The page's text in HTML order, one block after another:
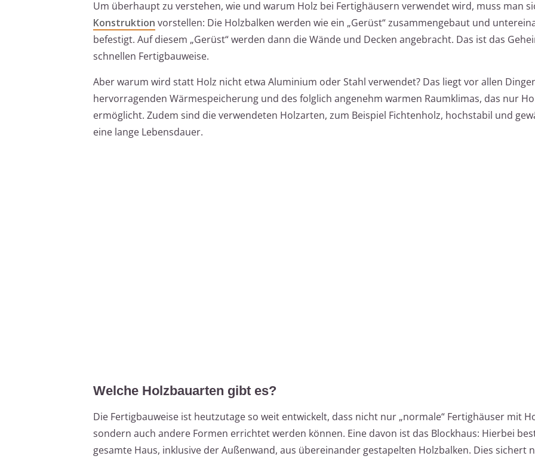
Um überhaupt zu verstehen, wie und warum Holz bei Fertighäusern verwendet wird, muss man
Konstruktion vorstellen: Die Holzbalken werden wie ein „Gerüst“ zusammengebaut und
befestigt. Auf diesem „Gerüst“ werden dann die Wände und Decken angebracht. Das ist das
schnellen Fertigbauweise.
Aber warum wird statt Holz nicht etwa Aluminium oder Stahl verwendet? Das liegt vor allen
hervorragenden Wärmespeicherung und des folglich angenehm warmen Raumklimas, das nur
ermöglicht. Zudem sind die verwendeten Holzarten, zum Beispiel Fichtenholz, hochstabil und
eine lange Lebensdauer.
Welche Holzbauarten gibt es?
Die Fertigbauweise ist heutzutage so weit entwickelt, dass nicht nur „normale“ Fertighäuser mit
sondern auch andere Formen errichtet werden können. Eine davon ist das Blockhaus: Hierbei
gesamte Haus, inklusive der Außenwand, aus übereinander gestapelten Holzbalken. Dies sichert